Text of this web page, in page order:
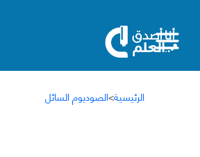
الرئيسية>الصوديوم السائل